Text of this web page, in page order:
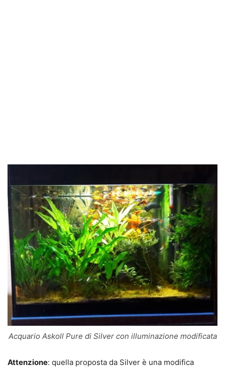
Acquario Askoll Pure di Silver con illuminazione modificata
Attenzione: quella proposta da Silver è una modifica